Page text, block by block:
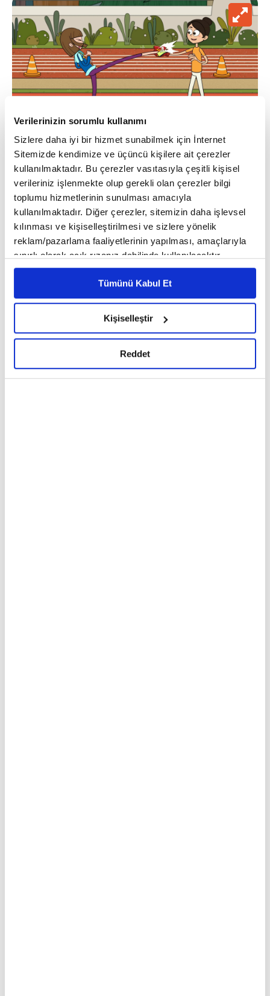
Verilerinizin sorumlu kullanımı
Sizlere daha iyi bir hizmet sunabilmek için İnternet
Sitemizde kendimize ve üçüncü kişilere ait çerezler
kullanılmaktadır. Bu çerezler vasıtasıyla çeşitli kişisel
verileriniz işlenmekte olup gerekli olan çerezler bilgi
toplumu hizmetlerinin sunulması amacıyla
kullanılmaktadır. Diğer çerezler, sitemizin daha işlevsel
kılınması ve kişiselleştirilmesi ve sizlere yönelik
reklam/pazarlama faaliyetlerinin yapılması, amaçlarıyla
sınırlı olarak açık rızanız dahilinde kullanılacaktır.
Çerezlere ilişkin tercihlerinizi çerez paneli vasıtasıyla
belirleyebilirsiniz. Çerezlere ilişkin detaylı bilgi için
Ayarlar butonuna tıklayabilir,Çerez Bilgilendirme
Metnimizi ziyaret edebilirsiniz.
hazırlanmış olan İnternet Sitesi Aydınlatma Metnimizi
okumak ve sitemizi ziyaretiniz kapsamında
gerçekleştirilen veri işleme faaliyetleri ile ilgili daha
Tümünü Kabul Et
Kişiselleştir
Reddet